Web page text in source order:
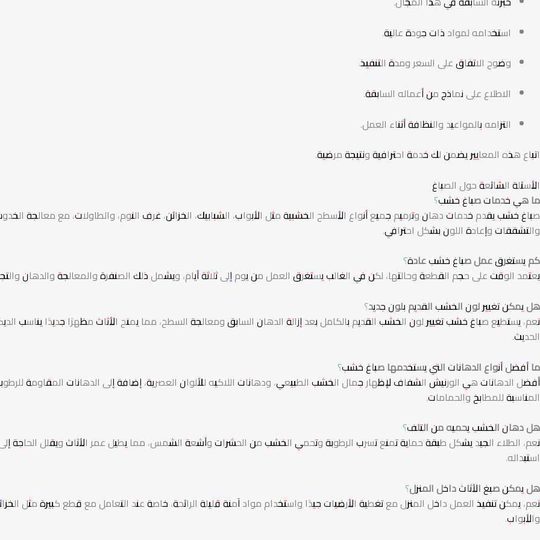
استخدامه لمواد ذات جودة عالية.
وضوح الاتفاق على السعر ومدة التنفيذ.
الاطلاع على نماذج من أعماله السابقة.
التزامه بالمواعيد والنظافة أثناء العمل.
اتباع هذه المعايير يضمن لك خدمة احترافية ونتيجة مرضية.
الأسئلة الشائعة حول الصباغ
ما هي خدمات صباغ خشب؟
صباغ خشب يقدم خدمات دهان وترميم جميع أنواع الأسطح الخشبية مثل الأبواب، الشبابيك، الخزائن، غرف النوم، والطاولات، مع معالجة
والتشققات وإعادة اللون بشكل احترافي.
كم يستغرق عمل صباغ خشب عادة؟
يعتمد الوقت على حجم القطعة وحالتها، لكن في الغالب يستغرق العمل من يوم إلى ثلاثة أيام، ويشمل ذلك الصنفرة والمعالجة والدهان
هل يمكن تغيير لون الخشب القديم بلون جديد؟
نعم، يستطيع صباغ خشب تغيير لون الخشب القديم بالكامل بعد إزالة الدهان السابق ومعالجة السطح، مما يمنح الأثاث مظهرًا جديدًا يناسب
الحديث.
ما أفضل أنواع الدهانات التي يستخدمها صباغ خشب؟
أفضل الدهانات هي الورنيش الشفاف لإظهار جمال الخشب الطبيعي، ودهانات اللاكيه للألوان العصرية، إضافة إلى الدهانات المقاومة
المناسبة للمطابخ والحمامات.
هل دهان الخشب يحميه من التلف؟
نعم، الطلاء الجيد يشكل طبقة حماية تمنع تسرب الرطوبة وتحمي الخشب من الحشرات وأشعة الشمس، مما يطيل عمر الأثاث ويقلل الحاجة
استبداله.
هل يمكن صبغ الأثاث داخل المنزل؟
نعم، يمكن تنفيذ العمل داخل المنزل مع تغطية الأرضيات جيدًا واستخدام مواد آمنة قليلة الرائحة، خاصة عند التعامل مع قطع كبيرة مثل
والأبواب.